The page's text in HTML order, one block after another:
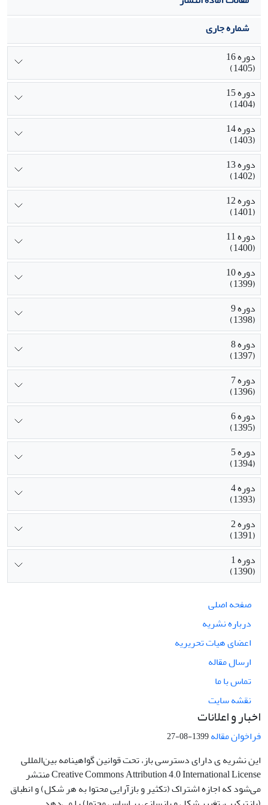
شماره جاری
دوره 16
(1405)
دوره 15
(1404)
دوره 14
(1403)
دوره 13
(1402)
دوره 12
(1401)
دوره 11
(1400)
دوره 10
(1399)
دوره 9
(1398)
دوره 8
(1397)
دوره 7
(1396)
دوره 6
(1395)
دوره 5
(1394)
دوره 4
(1393)
دوره 2
(1391)
دوره 1
(1390)
صفحه اصلی
درباره نشریه
اعضای هیات تحریریه
ارسال مقاله
تماس با ما
نقشه سایت
اخبار و اعلانات
فراخوان مقاله1399-08-27
این نشریه ی دارای دسترسی باز، تحت قوانین گواهینامه بین‌المللی
Creative Commons Attribution 4.0 International License منتشر
می‌شود که اجازه اشتراک (تکثیر و بازآرایی محتوا به هر شکل) و انطباق